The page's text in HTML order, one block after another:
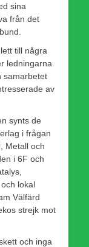
sina
från det
till några
ledningarna
samarbetet
av
synts de
i frågan
Metall och
i 6F och
lokal
Välfärd
strejk mot
och inga